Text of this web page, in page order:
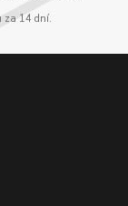
za 14 dní.